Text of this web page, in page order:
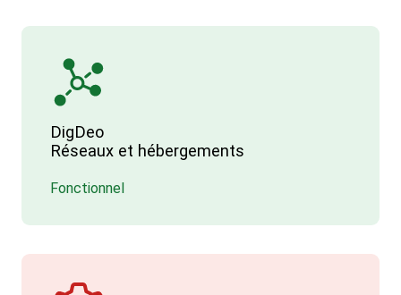
DigDeo
Réseaux et hébergements
Fonctionnel